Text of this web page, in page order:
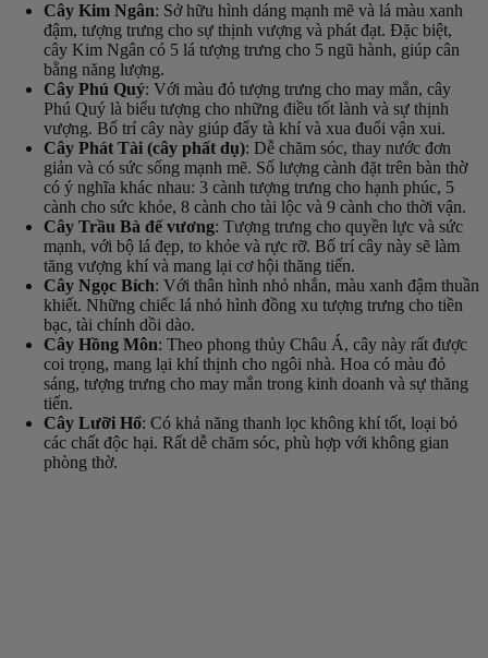
Cây Kim Ngân: Sở hữu hình dáng mạnh mẽ và lá màu xanh
đậm, tượng trưng cho sự thịnh vượng và phát đạt. Đặc biệt,
cây Kim Ngân có 5 lá tượng trưng cho 5 ngũ hành, giúp cân
bằng năng lượng.
Cây Phú Quý: Với màu đỏ tượng trưng cho may mắn, cây
Phú Quý là biểu tượng cho những điều tốt lành và sự thịnh
vượng. Bố trí cây này giúp đẩy tà khí và xua đuổi vận xui.
Cây Phát Tài (cây phất dụ): Dễ chăm sóc, thay nước đơn
giản và có sức sống mạnh mẽ. Số lượng cành đặt trên bàn thờ
có ý nghĩa khác nhau: 3 cành tượng trưng cho hạnh phúc, 5
cành cho sức khỏe, 8 cành cho tài lộc và 9 cành cho thời vận.
Cây Trầu Bà đế vương: Tượng trưng cho quyền lực và sức
mạnh, với bộ lá đẹp, to khỏe và rực rỡ. Bố trí cây này sẽ làm
tăng vượng khí và mang lại cơ hội thăng tiến.
Cây Ngọc Bích: Với thân hình nhỏ nhắn, màu xanh đậm thuần
khiết. Những chiếc lá nhỏ hình đồng xu tượng trưng cho tiền
bạc, tài chính dồi dào.
Cây Hồng Môn: Theo phong thủy Châu Á, cây này rất được
coi trọng, mang lại khí thịnh cho ngôi nhà. Hoa có màu đỏ
sáng, tượng trưng cho may mắn trong kinh doanh và sự thăng
tiến.
Cây Lưỡi Hổ: Có khả năng thanh lọc không khí tốt, loại bỏ
các chất độc hại. Rất dễ chăm sóc, phù hợp với không gian
phòng thờ.